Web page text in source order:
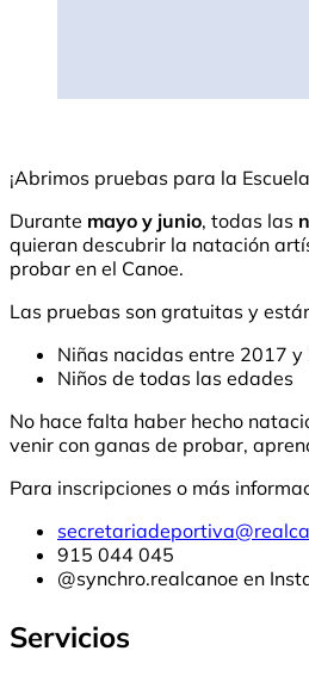
¡Abrimos pruebas para la
Durante mayo y junio, todas las
quieran descubrir la natación
probar en el Canoe.
Las pruebas son gratuitas y
Niñas nacidas entre 2017 y
Niños de todas las edades
No hace falta haber hecho
venir con ganas de probar,
Para inscripciones o más
915 044 045
@synchro.realcanoe en
Servicios